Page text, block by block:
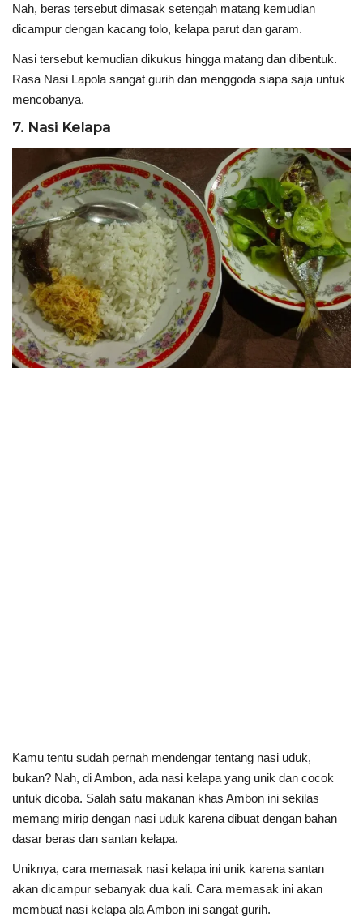
Nah, beras tersebut dimasak setengah matang kemudian
dicampur dengan kacang tolo, kelapa parut dan garam.
Nasi tersebut kemudian dikukus hingga matang dan dibentuk.
Rasa Nasi Lapola sangat gurih dan menggoda siapa saja untuk
mencobanya.
7. Nasi Kelapa
Kamu tentu sudah pernah mendengar tentang nasi uduk,
bukan? Nah, di Ambon, ada nasi kelapa yang unik dan cocok
untuk dicoba. Salah satu makanan khas Ambon ini sekilas
memang mirip dengan nasi uduk karena dibuat dengan bahan
dasar beras dan santan kelapa.
Uniknya, cara memasak nasi kelapa ini unik karena santan
akan dicampur sebanyak dua kali. Cara memasak ini akan
membuat nasi kelapa ala Ambon ini sangat gurih.